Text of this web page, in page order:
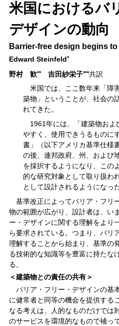
米国におけるバ
デザインの動向
Barrier-free design begins
Edward Steinfeld*
野村 歓**吉田紗栄子***共訳
米国では、ここ数年来「障
築物」ということが、社会の
れてきた。
1961年には、「建築物およ
やすく、使用できうるものに
書」（以下アメリカ基準仕様
の後、連邦政府、州、および
を採択するようになり、この
的な研究対象として取り扱わ
として設計されるようになった
基準改正によってバリア・フリ
物の範囲が広がり、設計者は、い
ー・デザインに関する理解をより
ら要求されている。つまり、バリ
理解することから始まり、基準の
る技術的な知識等を豊富に持たな
る。
＜建築物との責任の共有＞
バリア・フリー・デザインの基
に健常者と同等の機会を提供する
なる考えは、人的なものだけでは
のサービスを環境的なもので補っ